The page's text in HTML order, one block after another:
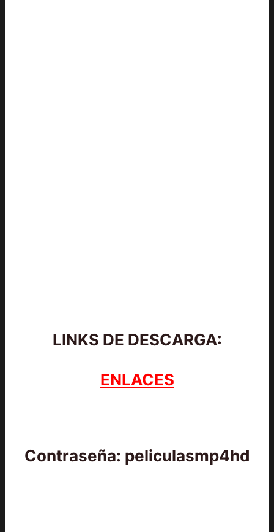
LINKS DE DESCARGA:
ENLACES
Contraseña: peliculasmp4hd